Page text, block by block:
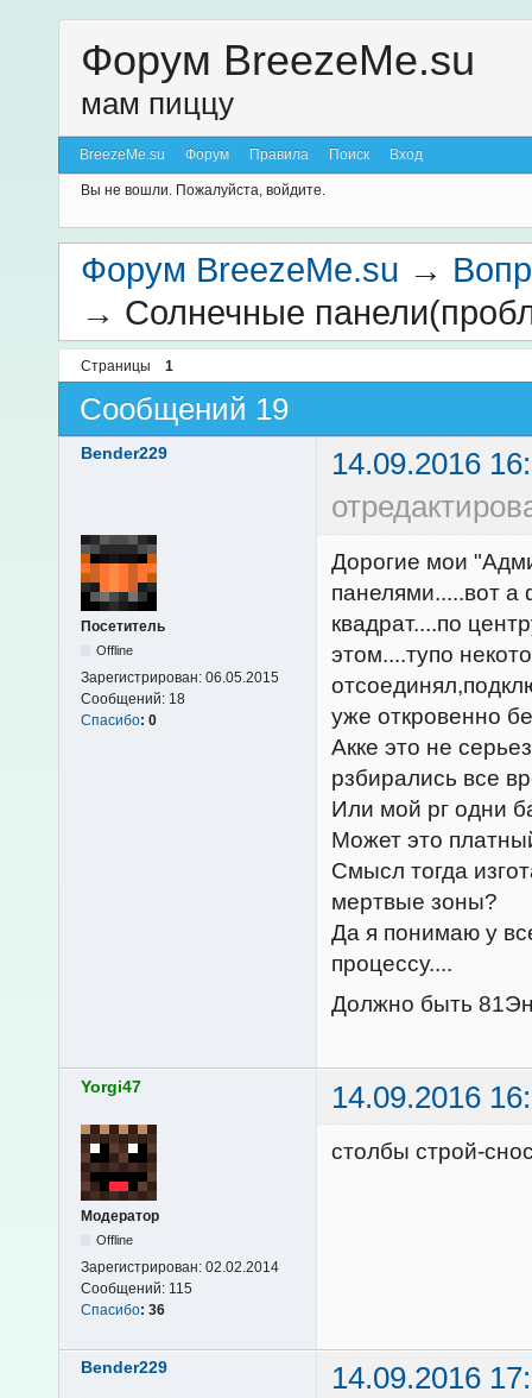
Форум BreezeMe.su
мам пиццу
BreezeMe.su Форум Правила Поиск Вход
Вы не вошли. Пожалуйста, войдите.
Форум BreezeMe.su →
→ Солнечные
Страницы 1
Сообщений 19
Bender229
14.09.2016
Посетитель
Offline
Зарегистрирован: 06.05.2015
Сообщений: 18
Спасибо: 0
Дорогие мои
панелями.....вот а
квадрат....по
этом....тупо
уже откровенно
Акке это не
рзбирались все
Или мой рг одни
Может это
Смысл тогда
мертвые зоны?
Да я понимаю у
процессу....
Должно быть
Yorgi47 14.09.2016
Модератор
Offline
Зарегистрирован: 02.02.2014
Сообщений: 115
Спасибо: 36
столбы строй-
Bender229 14.09.2016